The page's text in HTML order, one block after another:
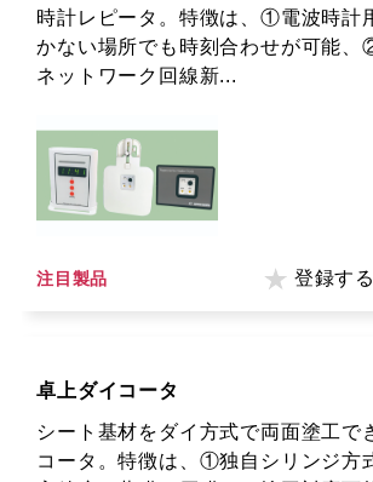
時計レピータ。特徴は、①電波時計
かない場所でも時刻合わせが可能、
ネットワーク回線新...
注目製品 登録する
卓上ダイコータ
シート基材をダイ方式で両面塗工で
コータ。特徴は、①独自シリンジ方